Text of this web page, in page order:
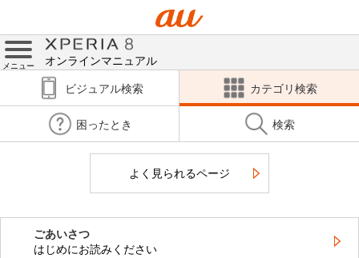
メニュー オンラインマニュアル
ビジュアル検索 カテゴリ検索
困ったとき 検索
よく見られるページ
ごあいさつ
はじめにお読みください